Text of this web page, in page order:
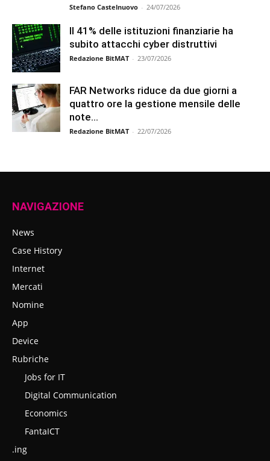
Stefano Castelnuovo - 24/07/2026
Il 41% delle istituzioni finanziarie ha
subito attacchi cyber distruttivi
Redazione BitMAT - 23/07/2026
FAR Networks riduce da due giorni a
quattro ore la gestione mensile delle
note...
Redazione BitMAT - 22/07/2026
NAVIGAZIONE
News
Case History
Internet
Mercati
Nomine
App
Device
Rubriche
Jobs for IT
Digital Communication
Economics
FantaICT
.ing